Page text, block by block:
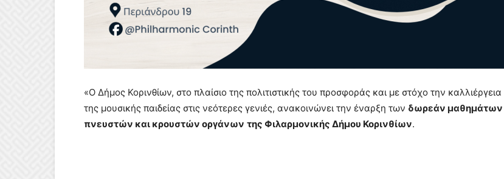
«Ο Δήμος Κορινθίων, στο πλαίσιο της πολιτιστικής του προσφοράς και με στόχο την καλλιέργεια
της μουσικής παιδείας στις νεότερες γενιές, ανακοινώνει την έναρξη των δωρεάν μαθημάτων
πνευστών και κρουστών οργάνων της Φιλαρμονικής Δήμου Κορινθίων.